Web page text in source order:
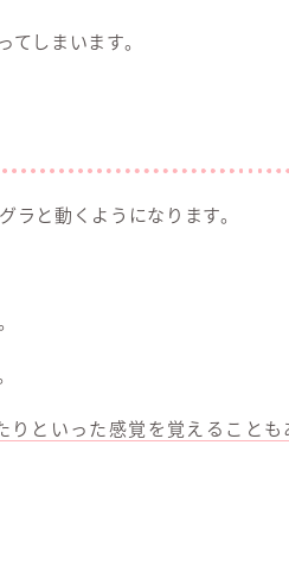
しまいます。
と動くようになります。
といった感覚を覚えることも